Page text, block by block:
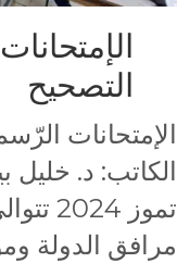
التصحيح
الإمتحانات
تموز
مرافق الدولة